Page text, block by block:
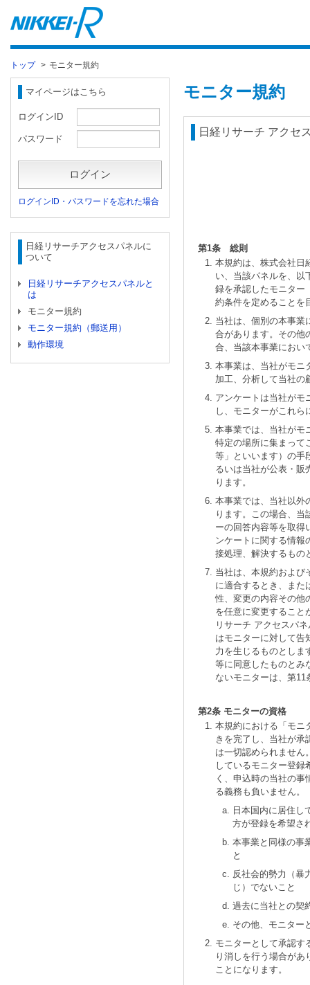
トップ > モニター規約
モニター規約
日経リサーチ アクセ
第1条 総則
本規約は、株式会社日
い、当該パネルを、以
録を承認したモニター
約条件を定めることを
当社は、個別の本事業
合があります。その他
合、当該本事業におい
本事業は、当社がモニ
加工、分析して当社の
アンケートは当社がモ
し、モニターがこれら
本事業では、当社がモ
特定の場所に集まって
等」といいます）の手
るいは当社が公表・販
ります。
本事業では、当社以外
ります。この場合、当
ーの回答内容等を取得
ンケートに関する情報
接処理、解決するもの
当社は、本規約および
に適合するとき、また
性、変更の内容その他
を任意に変更すること
リサーチ アクセスパ
はモニターに対して告
力を生じるものとしま
等に同意したものとみ
ないモニターは、第
第2条 モニターの資格
本規約における「モニ
きを完了し、当社が承
は一切認められません
しているモニター登録
く、申込時の当社の
る義務も負いません。
日本国内に居住し
方が登録を希望さ
本事業と同様の事
と
反社会的勢力（暴
じ）でないこと
過去に当社との契
その他、モニター
モニターとして承認す
り消しを行う場合があ
ことになります。
マイページはこちら
ログインID
パスワード
ログイン
ログインID・パスワードを忘れた場合
日経リサーチアクセスパネルに
ついて
日経リサーチアクセスパネルと
は
モニター規約
モニター規約（郵送用）
動作環境